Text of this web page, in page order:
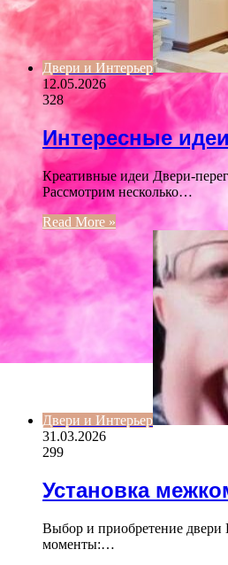
Двери и Интерьер
12.05.2026
328
Интересные
Креативные идеи Двери-
Рассмотрим несколько…
Read More »
Двери и Интерьер
31.03.2026
299
Установка
Выбор и приобретение двери
моменты:…